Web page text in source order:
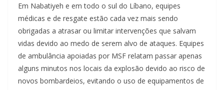
Em Nabatiyeh e em todo o sul do Líbano, equipes
médicas e de resgate estão cada vez mais sendo
obrigadas a atrasar ou limitar intervenções que salvam
vidas devido ao medo de serem alvo de ataques. Equipes
de ambulância apoiadas por MSF relatam passar apenas
alguns minutos nos locais da explosão devido ao risco de
novos bombardeios, evitando o uso de equipamentos de